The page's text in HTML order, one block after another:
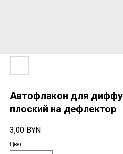
Автофлакон для
плоский на дефлектор
3,00 BYN
Цвет